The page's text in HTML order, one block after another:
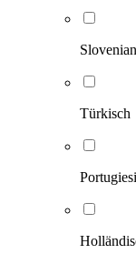
Türkisch